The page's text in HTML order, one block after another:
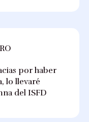
por haber
lo llevaré
del ISFD